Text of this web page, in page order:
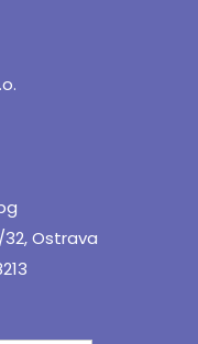
32, Ostrava